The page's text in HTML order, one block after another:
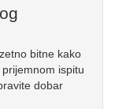
bitne kako
ispitu
dobar